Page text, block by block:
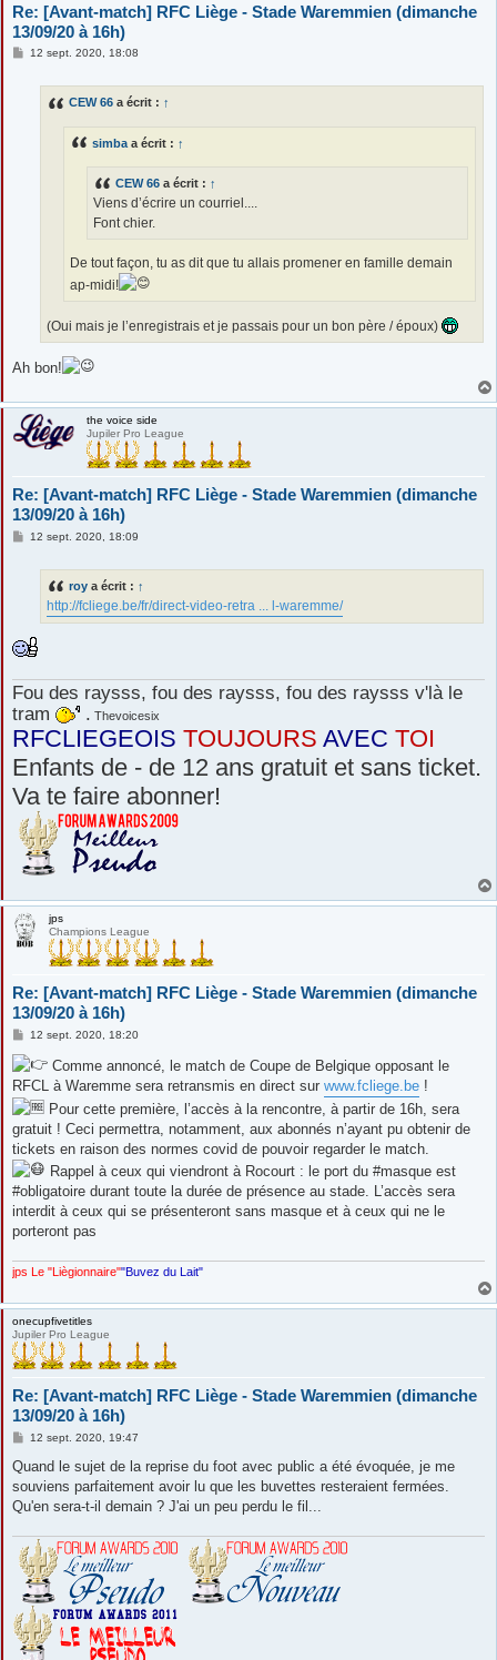
Re: [Avant-match] RFC Liège - Stade Waremmien (dimanche
13/09/20 à 16h)
M12 sept. 2020, 18:08
CEW 66 a écrit : ↑
simba a écrit : ↑
CEW 66 a écrit : ↑
Viens d’écrire un courriel....
Font chier.
De tout façon, tu as dit que tu allais promener en famille demain
ap-midi!
(Oui mais je l’enregistrais et je passais pour un bon père / époux)
Ah bon!
the voice side
Jupiler Pro League
Re: [Avant-match] RFC Liège - Stade Waremmien (dimanche
13/09/20 à 16h)
M12 sept. 2020, 18:09
roy a écrit : ↑
http://fcliege.be/fr/direct-video-retra ... l-waremme/
Fou des raysss, fou des raysss, fou des raysss v'là le
tram
. Thevoicesix
RFCLIEGEOIS TOUJOURS AVEC TOI
Enfants de - de 12 ans gratuit et sans ticket.
Va te faire abonner!
jps
Champions League
Re: [Avant-match] RFC Liège - Stade Waremmien (dimanche
13/09/20 à 16h)
M
s
s
a
g
e
12 sept. 2020, 18:20
Comme annoncé, le match de Coupe de Belgique opposant le
RFCL à Waremme sera retransmis en direct sur www.fcliege.be !
Pour cette première, l’accès à la rencontre, à partir de 16h, sera
gratuit ! Ceci permettra, notamment, aux abonnés n’ayant pu obtenir de
tickets en raison des normes covid de pouvoir regarder le match.
Rappel à ceux qui viendront à Rocourt : le port du #masque est
#obligatoire durant toute la durée de présence au stade. L’accès sera
interdit à ceux qui se présenteront sans masque et à ceux qui ne le
porteront pas
jps Le "Liègionnaire""Buvez du Lait"
onecupfivetitles
Jupiler Pro League
Re: [Avant-match] RFC Liège - Stade Waremmien (dimanche
13/09/20 à 16h)
M
s
a
g
12 sept. 2020, 19:47
Quand le sujet de la reprise du foot avec public a été évoquée, je me
souviens parfaitement avoir lu que les buvettes resteraient fermées.
Qu'en sera-t-il demain ? J'ai un peu perdu le fil...